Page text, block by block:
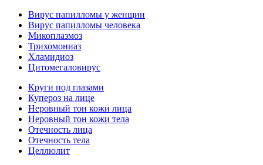
Вирус папилломы у женщин
Вирус папилломы человека
Микоплазмоз
Трихомониаз
Хламидиоз
Цитомегаловирус
Круги под глазами
Купероз на лице
Неровный тон кожи лица
Неровный тон кожи тела
Отечность лица
Отечность тела
Целлюлит